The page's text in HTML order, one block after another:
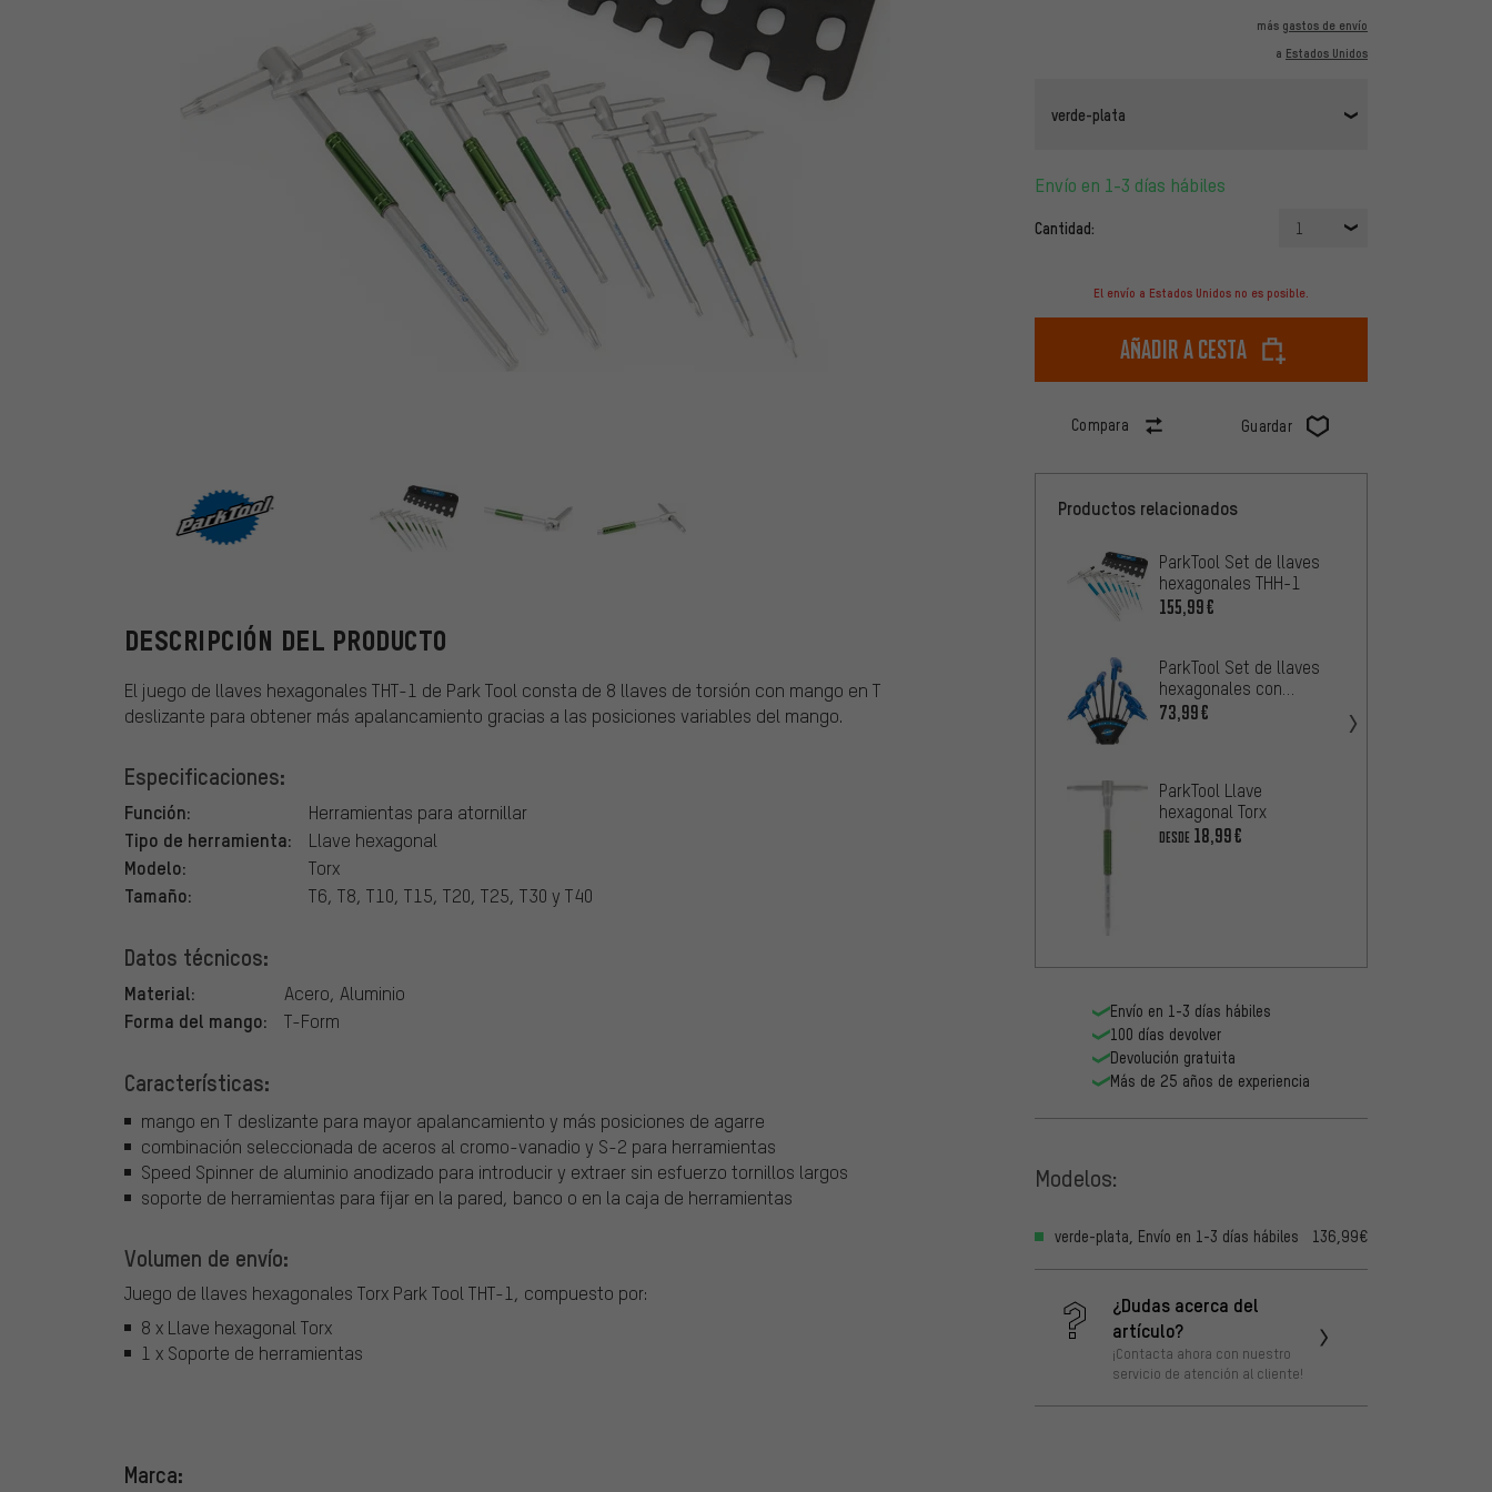
más gastos de envío
a Estados Unidos
verde-plata
Envío en 1-3 días hábiles
Cantidad: 1
El envío a Estados Unidos no es posible.
Añadir a cesta
Compara Guardar
ParkTool
DESCRIPCIÓN DEL PRODUCTO
El juego de llaves hexagonales THT-1 de Park Tool consta de 8 llaves de torsión con mango en T
deslizante para obtener más apalancamiento gracias a las posiciones variables del mango.
Especificaciones:
Función: Herramientas para atornillar
Tipo de herramienta: Llave hexagonal
Modelo: Torx
Tamaño: T6, T8, T10, T15, T20, T25, T30 y T40
Datos técnicos:
Material: Acero, Aluminio
Forma del mango: T-Form
Características:
mango en T deslizante para mayor apalancamiento y más posiciones de agarre
combinación seleccionada de aceros al cromo-vanadio y S-2 para herramientas
Speed Spinner de aluminio anodizado para introducir y extraer sin esfuerzo tornillos largos
soporte de herramientas para fijar en la pared, banco o en la caja de herramientas
Volumen de envío:
Juego de llaves hexagonales Torx Park Tool THT-1, compuesto por:
8 x Llave hexagonal Torx
1 x Soporte de herramientas
Marca:
Productos relacionados
ParkTool Set de llaves
hexagonales THH-1
155,99€
ParkTool Set de llaves
hexagonales con
empuñadura P PH-1.2
73,99€
ParkTool Llave
hexagonal Torx
DESDE 18,99€
Envío en 1-3 días hábiles
100 días devolver
Devolución gratuita
Más de 25 años de experiencia
Modelos:
verde-plata, Envío en 1-3 días hábiles 136,99€
¿Dudas acerca del
artículo?
¡Contacta ahora con nuestro
servicio de atención al cliente!